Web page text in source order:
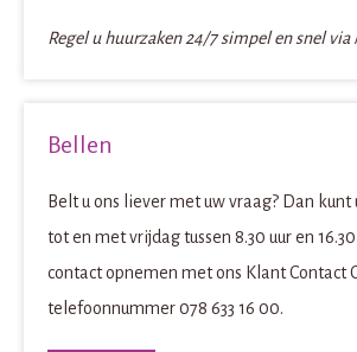
Regel u huurzaken 24/7 simpel en snel
Bellen
Belt u ons liever met uw vraag? Dan
tot en met vrijdag tussen 8.30 uur en
contact opnemen met ons Klant Contact
telefoonnummer 078 633 16 00.